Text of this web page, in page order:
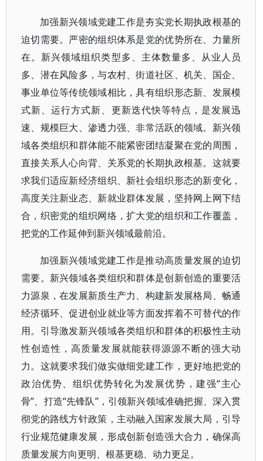
加强新兴领域党建工作是夯实党长期执政根基的
迫切需要。严密的组织体系是党的优势所在、力量所
在。新兴领域组织类型多、主体数量多、从业人员
多、潜在风险多，与农村、街道社区、机关、国企、
事业单位等传统领域相比，具有组织形态新、发展模
式新、运行方式新、更新迭代快等特点，是发展迅
速、规模巨大、渗透力强、非常活跃的领域。新兴领
域各类组织和群体能不能紧密团结凝聚在党的周围，
直接关系人心向背、关系党的长期执政根基。这就要
求我们适应新经济组织、新社会组织形态的新变化，
高度关注新业态、新就业群体发展，坚持网上网下结
合，织密党的组织网络，扩大党的组织和工作覆盖，
把党的工作延伸到新兴领域最前沿。
加强新兴领域党建工作是推动高质量发展的迫切
需要。新兴领域各类组织和群体是创新创造的重要活
力源泉，在发展新质生产力、构建新发展格局、畅通
经济循环、促进创业就业等方面发挥着不可替代的作
用。引导激发新兴领域各类组织和群体的积极性主动
性创造性，高质量发展就能获得源源不断的强大动
力。这就要求我们做实做细党建工作，更好地把党的
政治优势、组织优势转化为发展优势，建强“主心
骨”、打造“先锋队”，引领新兴领域准确把握、深入贯
彻党的路线方针政策，主动融入国家发展大局，引导
行业规范健康发展，形成创新创造强大合力，确保高
质量发展方向更明、根基更稳、动力更足。